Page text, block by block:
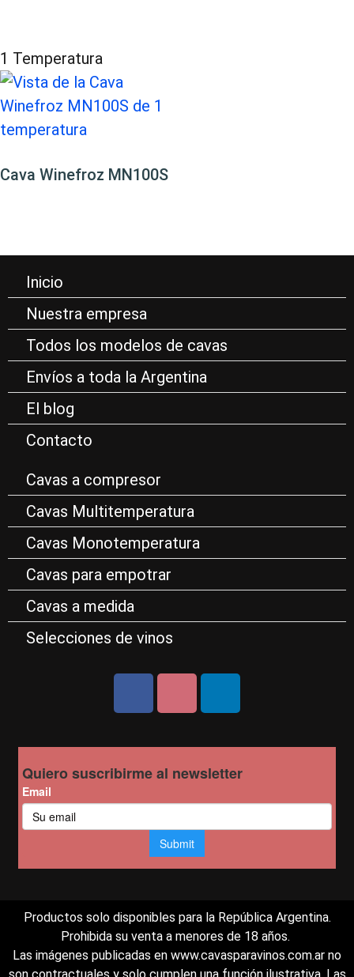
1 Temperatura
Cava Winefroz MN100S
Inicio
Nuestra empresa
Todos los modelos de cavas
Envíos a toda la Argentina
El blog
Contacto
Cavas a compresor
Cavas Multitemperatura
Cavas Monotemperatura
Cavas para empotrar
Cavas a medida
Selecciones de vinos
Productos solo disponibles para la República Argentina.
Prohibida su venta a menores de 18 años.
Las imágenes publicadas en www.cavasparavinos.com.ar no
son contractuales y solo cumplen una función ilustrativa. Las